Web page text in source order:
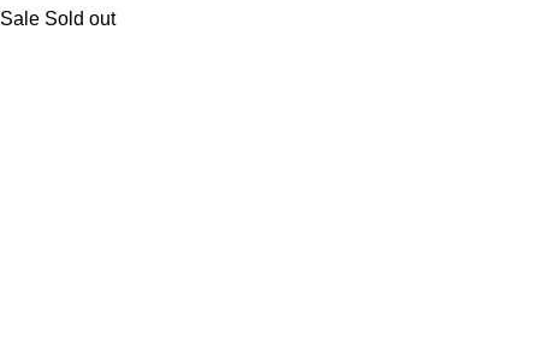
Sale Sold out